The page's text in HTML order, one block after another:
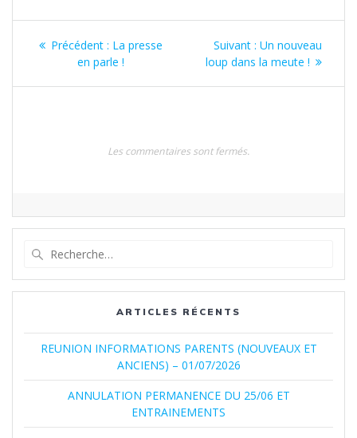
Navigation
Précédent : Article
précédent
La presse
en parle !
Suivant : Article
suivant
Un nouveau
loup dans la meute !
Les commentaires sont fermés.
:
ARTICLES RÉCENTS
REUNION INFORMATIONS PARENTS (NOUVEAUX ET
ANCIENS) – 01/07/2026
ANNULATION PERMANENCE DU 25/06 ET
ENTRAINEMENTS